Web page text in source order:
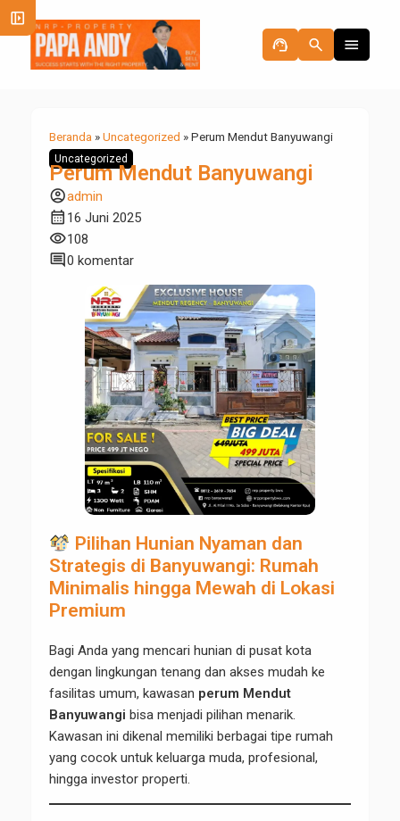
support_agent search menu
Beranda »Uncategorized »Perum Mendut Banyuwangi
Uncategorized
Perum Mendut Banyuwangi
account_circleadmin
calendar_month 16 Juni 2025
visibility108
comment0 komentar
Pilihan Hunian Nyaman dan
Strategis di Banyuwangi: Rumah
Minimalis hingga Mewah di Lokasi
Premium
Bagi Anda yang mencari hunian di pusat kota
dengan lingkungan tenang dan akses mudah ke
fasilitas umum, kawasan perum Mendut
Banyuwangi bisa menjadi pilihan menarik.
Kawasan ini dikenal memiliki berbagai tipe rumah
yang cocok untuk keluarga muda, profesional,
hingga investor properti.
left_panel_open